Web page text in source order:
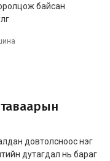
байсан
довтолсноос нэг
дутагдал нь бараг